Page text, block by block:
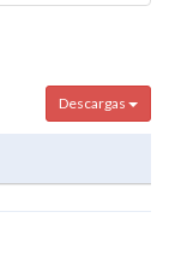
Descargas